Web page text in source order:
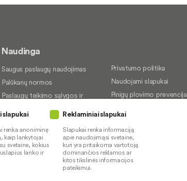
Naudinga
Saugus paslaugų naudojimas
Palūkanų normos
Paslaugų teikimo sąlygos ir
Kredito tarpininkai
Paslaugų sutrikimai
Pranešėjų apsauga
Privatumo politika
Naudojami slapukai
Pinigų plovimo prevencija
slapukai
renka anoniminę
kaip lankytojai
svetaine, kokius
lanko ir
Reklaminiai slapukai
Slapukai renka informaciją
apie naudojimąsi svetaine,
kuri yra pritaikoma vartotoją
dominančios reklamos ar
kitos tikslinės informacijos
pateikimui.